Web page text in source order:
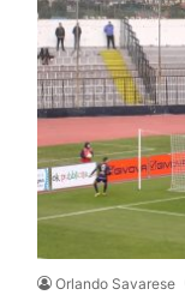
Orlando Savarese